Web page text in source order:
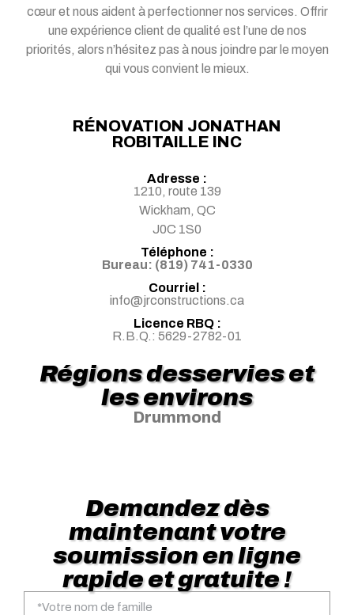
Demandez dès
maintenant votre
soumission en ligne
rapide et gratuite !
RÉNOVATION JONATHAN
ROBITAILLE INC
Adresse :
1210, route 139
Wickham, QC
J0C 1S0
Téléphone :
Bureau: (819) 741-0330
Courriel :
info@jrconstructions.ca
Licence RBQ :
R.B.Q.: 5629-2782-01
Régions desservies et
les environs
Drummond
cœur et nous aident à perfectionner nos services. Offrir
une expérience client de qualité est l’une de nos
priorités, alors n’hésitez pas à nous joindre par le moyen
qui vous convient le mieux.